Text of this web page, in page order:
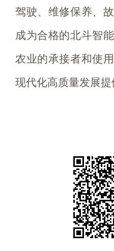
驾驶、维修保养、
成为合格的北斗智
农业的承接者和使
现代化高质量发展提